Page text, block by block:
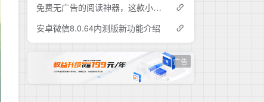
免费无广告的阅读神器，这款小说APP让我实现了“阅读自由”
安卓微信8.0.64内测版新功能介绍
广告